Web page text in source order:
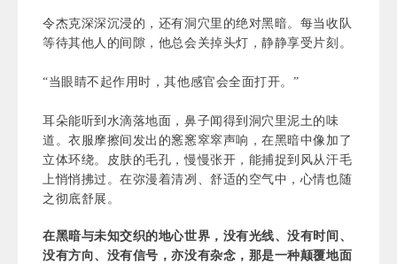
令杰克深深沉浸的，还有洞穴里的绝对黑暗。每当收队
等待其他人的间隙，他总会关掉头灯，静静享受片刻。
“当眼睛不起作用时，其他感官会全面打开。”
耳朵能听到水滴落地面，鼻子闻得到洞穴里泥土的味
道。衣服摩擦间发出的窸窸窣窣声响，在黑暗中像加了
立体环绕。皮肤的毛孔，慢慢张开，能捕捉到风从汗毛
上悄悄拂过。在弥漫着清冽、舒适的空气中，心情也随
之彻底舒展。
在黑暗与未知交织的地心世界，没有光线、没有时间、
没有方向、没有信号，亦没有杂念，那是一种颠覆地面